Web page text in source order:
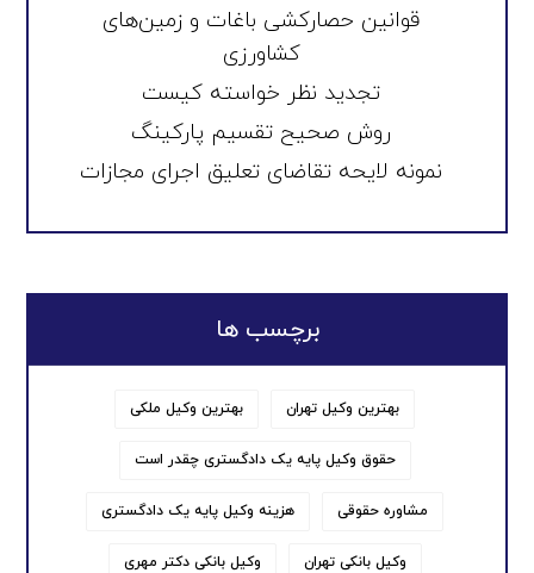
قوانین حصارکشی باغات و زمین‌های
کشاورزی
تجدید نظر خواسته کیست
روش صحیح تقسیم پارکینگ
نمونه لایحه تقاضای تعلیق اجرای مجازات
برچسب ها
بهترین وکیل تهران بهترین وکیل ملکی
حقوق وکیل پایه یک دادگستری چقدر است
مشاوره حقوقی هزینه وکیل پایه یک دادگستری
وکیل بانکی تهران وکیل بانکی دکتر مهری